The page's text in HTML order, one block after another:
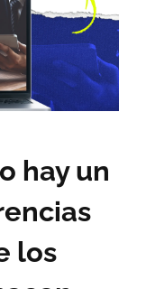
hay un
los